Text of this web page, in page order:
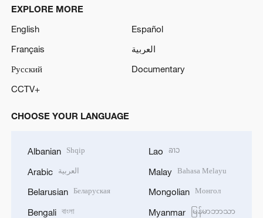
EXPLORE MORE
English
Español
Français
العربية
Русский
Documentary
CCTV+
CHOOSE YOUR LANGUAGE
Albanian Shqip
Arabic العربية
Belarusian Беларуская
Bengali বাংলা
Lao ລາວ
Malay Bahasa Melayu
Mongolian Монгол
Myanmar မြန်မာဘာသာ